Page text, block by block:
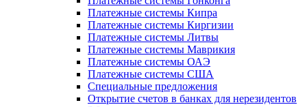
Платежные системы Кипра
Платежные системы Киргизии
Платежные системы Литвы
Платежные системы Маврикия
Платежные системы ОАЭ
Платежные системы США
Специальные предложения
Открытие счетов в банках для нерезидентов